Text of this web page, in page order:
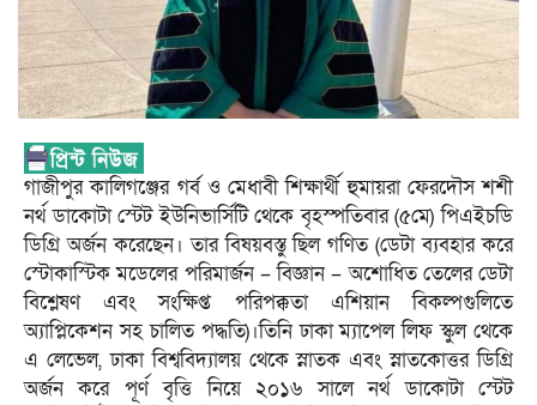
গাজীপুর কালিগঞ্জের গর্ব ও মেধাবী শিক্ষার্থী হুমায়রা ফেরদৌস শশী
নর্থ ডাকোটা স্টেট ইউনিভার্সিটি থেকে বৃহস্পতিবার (৫মে) পিএইচডি
ডিগ্রি অর্জন করেছেন। তার বিষয়বস্তু ছিল গণিত (ডেটা ব্যবহার করে
স্টোকাস্টিক মডেলের পরিমার্জন – বিজ্ঞান – অশোধিত তেলের ডেটা
বিশ্লেষণ এবং সংক্ষিপ্ত পরিপক্কতা এশিয়ান বিকল্পগুলিতে
অ্যাপ্লিকেশন সহ চালিত পদ্ধতি)।তিনি ঢাকা ম্যাপেল লিফ স্কুল থেকে
এ লেভেল, ঢাকা বিশ্ববিদ্যালয় থেকে স্নাতক এবং স্নাতকোত্তর ডিগ্রি
অর্জন করে পূর্ণ বৃত্তি নিয়ে ২০১৬ সালে নর্থ ডাকোটা স্টেট